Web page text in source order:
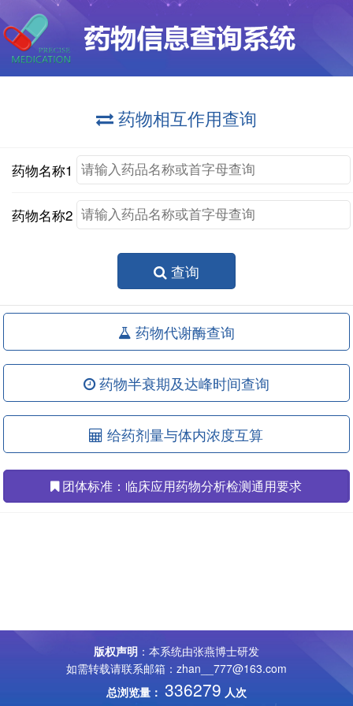
药物相互作用查询
药物名称1
药物名称2
查询
药物代谢酶查询
药物半衰期及达峰时间查询
给药剂量与体内浓度互算
团体标准：临床应用药物分析检测通用要求
版权声明 ：本系统由张燕博士研发
如需转载请联系邮箱：zhan__777@163.com
总浏览量： 336279 人次